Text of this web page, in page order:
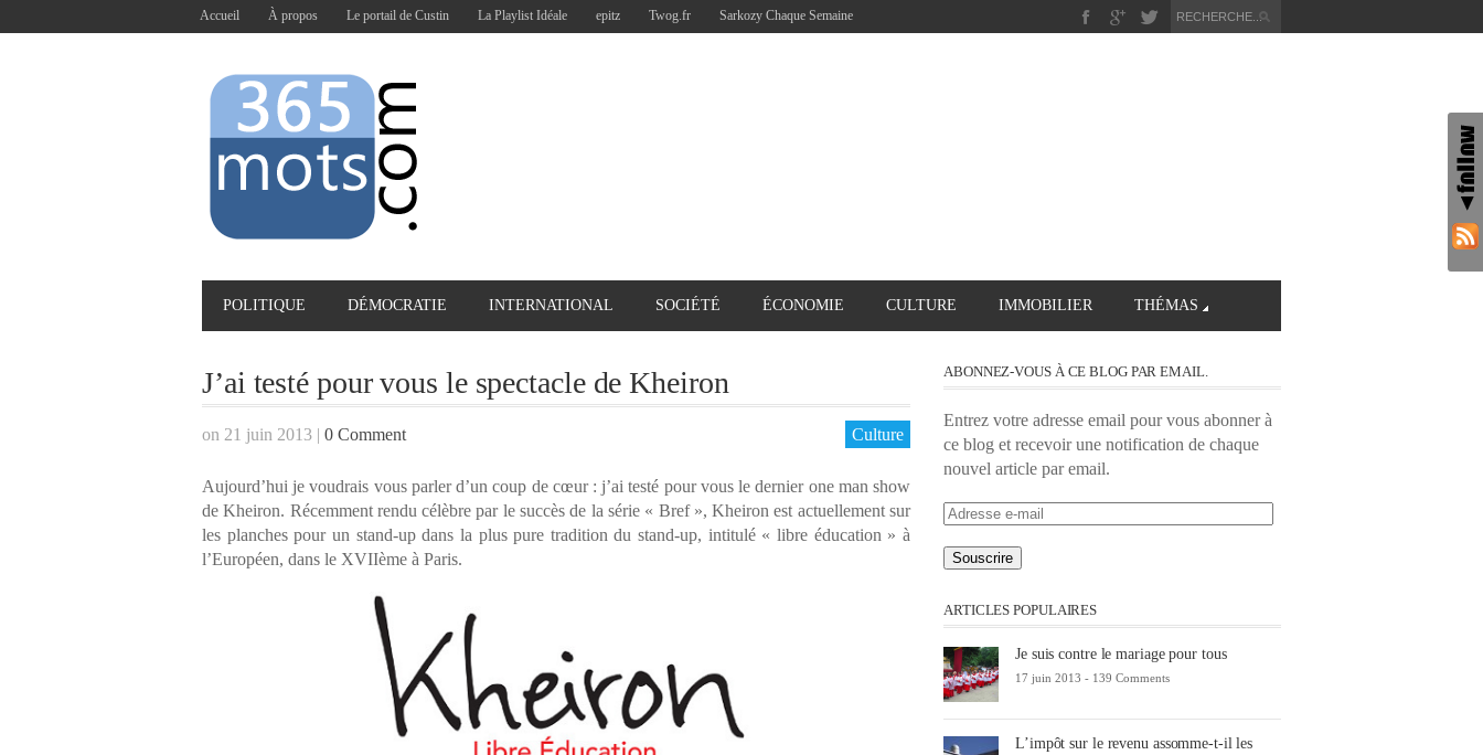
Accueil À propos Le portail de Custin La Playlist Idéale epitz Twog.fr Sarkozy Chaque Semaine
POLITIQUE DÉMOCRATIE INTERNATIONAL SOCIÉTÉ ÉCONOMIE CULTURE IMMOBILIER THÉMAS
J’ai testé pour vous le spectacle de Kheiron
on 21 juin 2013 | 0 Comment Culture
Aujourd’hui je voudrais vous parler d’un coup de cœur : j’ai testé pour vous le dernier one man show
de Kheiron. Récemment rendu célèbre par le succès de la série « Bref », Kheiron est actuellement sur
les planches pour un stand-up dans la plus pure tradition du stand-up, intitulé « libre éducation » à
l’Européen, dans le XVIIème à Paris.
ABONNEZ-VOUS À CE BLOG PAR EMAIL.
Entrez votre adresse email pour vous abonner à
ce blog et recevoir une notification de chaque
nouvel article par email.
Adresse
mail
ARTICLES POPULAIRES
Je suis contre le mariage pour tous
17 juin 2013 - 139 Comments
L’impôt sur le revenu assomme-t-il les